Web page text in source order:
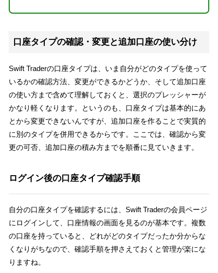
口座タイプの確認・変更と追加口座の使い分け
Swift Traderの口座タイプは、いま自分がどのタイプを使って
いるかの確認方法、変更ができるかどうか、そして追加口座
の使い方まで含めて理解しておくと、選択のプレッシャーが
かなり軽くなります。というのも、口座タイプは基本的にあ
とから変更できないんですが、追加口座を作ることで実質的
に別のタイプを併用できるからです。ここでは、確認から変
更の可否、追加口座の積み方までを順番に見ていきます。
ログイン後の口座タイプ確認手順
自分の口座タイプを確認するには、Swift Traderの会員ページ
にログインして、口座情報の画面を見るのが基本です。複数
の口座を持っていると、どれがどのタイプだったか分からな
くなりがちなので、確認手順を押さえておくと管理が楽にな
りますね。